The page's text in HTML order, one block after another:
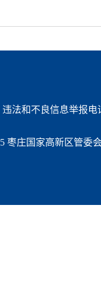
违法和不良信息举报
枣庄国家高新区管委